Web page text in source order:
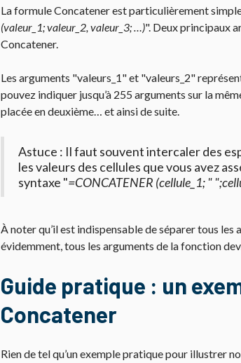
La formule Concatener est particulièrement
(valeur_1; valeur_2, valeur_3; …)". Deux principaux
Concatener.
Les arguments "valeurs_1" et "valeurs_2"
pouvez indiquer jusqu’à 255 arguments sur la
placée en deuxième… et ainsi de suite.
Astuce : Il faut souvent intercaler des
les valeurs des cellules que vous avez
syntaxe "=CONCATENER (cellule_1; "
À noter qu’il est indispensable de séparer tous
évidemment, tous les arguments de la fonction
Guide pratique : un
Concatener
Rien de tel qu’un exemple pratique pour illustrer